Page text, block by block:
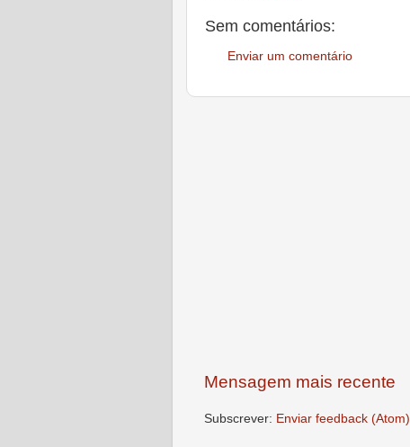
Sem comentários:
Enviar um comentário
Mensagem mais recente
Subscrever: Enviar feedback (Atom)